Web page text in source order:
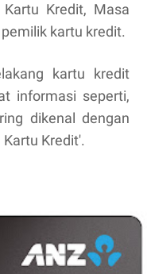
Kredit, Masa
kartu kredit.
kartu kredit
informasi seperti,
dikenal dengan
Kredit'.